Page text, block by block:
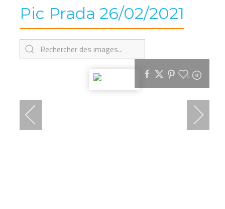
Pic Prada 26/02/2021
0